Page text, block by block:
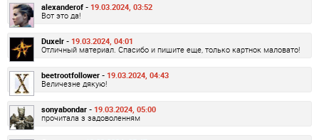
alexanderof - 19.03.2024, 03:52
Вот это да!
Duxelr - 19.03.2024, 04:01
Отличный материал. Спасибо и пишите еще, только картнок маловато!
beetrootfollower - 19.03.2024, 04:43
Величезне дякую!
sonyabondar - 19.03.2024, 05:00
прочитала з задоволенням